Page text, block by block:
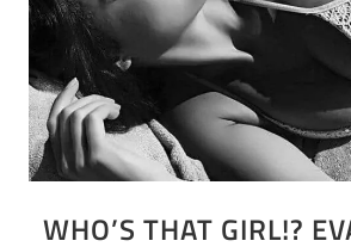
WHO’S THAT GIRL!?